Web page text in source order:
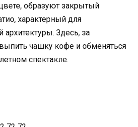
образуют закрытый
характерный для
Здесь, за
чашку кофе и обменяться
спектакле.